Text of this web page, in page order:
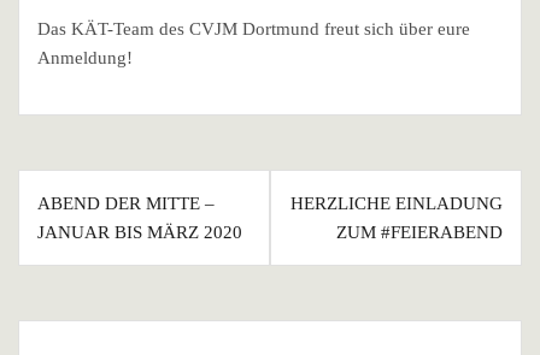
Das KÄT-Team des CVJM Dortmund freut sich über eure
Anmeldung!
Beitragsnavigation
ABEND DER MITTE –
JANUAR BIS MÄRZ 2020
HERZLICHE EINLADUNG
ZUM #FEIERABEND